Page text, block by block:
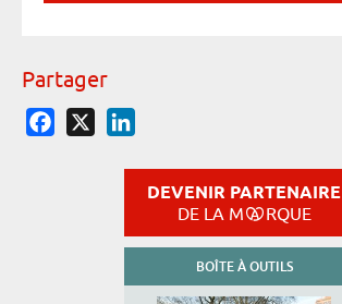
Partager
Facebook
DEVENIR PARTENAIRE
DE LA M RQUE
BOÎTE À OUTILS